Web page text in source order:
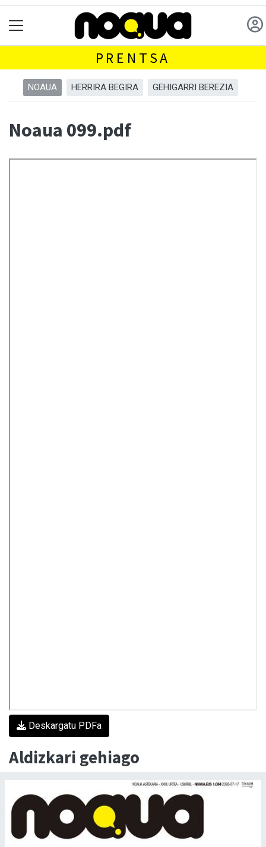
PRENTSA
NOAUA HERRIRA BEGIRA GEHIGARRI BEREZIA
Noaua 099.pdf
Deskargatu PDFa
Aldizkari gehiago